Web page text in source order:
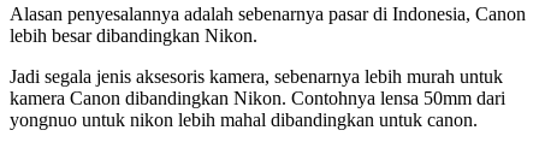
Alasan penyesalannya adalah sebenarnya pasar di Indonesia, Canon
lebih besar dibandingkan Nikon.
Jadi segala jenis aksesoris kamera, sebenarnya lebih murah untuk
kamera Canon dibandingkan Nikon. Contohnya lensa 50mm dari
yongnuo untuk nikon lebih mahal dibandingkan untuk canon.